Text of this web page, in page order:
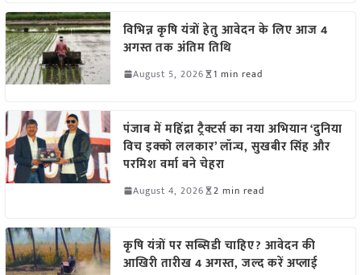
विभिन्न कृषि यंत्रों हेतु आवेदन के लिए आज 4
अगस्त तक अंतिम तिथि
August 5, 2026 1 min read
पंजाब में महिंद्रा ट्रैक्टर्स का नया अभियान ‘दुनिया
विच इक्को ललकार’ लॉन्च, सुखबीर सिंह और
परमिश वर्मा बने चेहरा
August 4, 2026 2 min read
कृषि यंत्रों पर सब्सिडी चाहिए? आवेदन की
आखिरी तारीख 4 अगस्त, जल्द करें अप्लाई